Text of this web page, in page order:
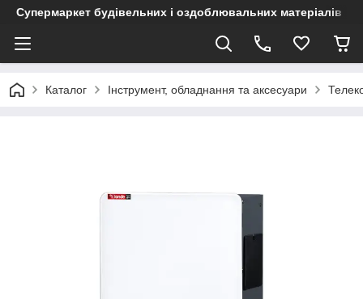
Супермаркет будівельних і оздоблювальних матеріалів
Каталог Інструмент, обладнання та аксесуари